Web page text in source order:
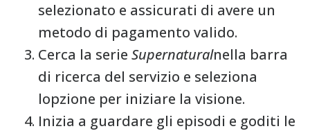
selezionato e assicurati di avere un
metodo di pagamento valido.
Cerca la serie Supernaturalnella barra
di ricerca del servizio e seleziona
lopzione per iniziare la visione.
Inizia a guardare gli episodi e goditi le